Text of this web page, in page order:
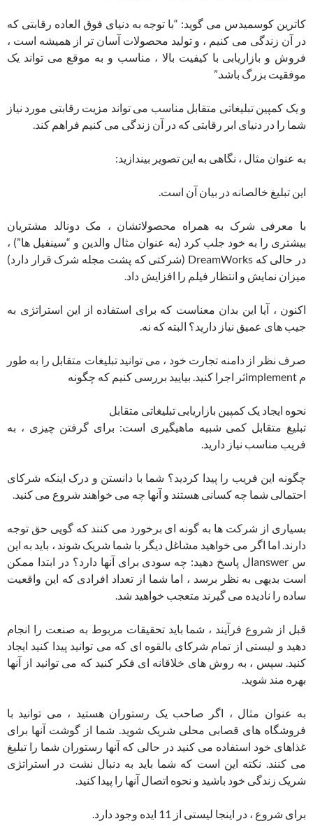
کاترین کوسمیدس می گوید: “با توجه به دنیای فوق العاده رقابتی که
در آن زندگی می کنیم ، و تولید محصولات آسان تر از همیشه است ،
فروش و بازاریابی با کیفیت بالا ، مناسب و به موقع می تواند یک
موفقیت بزرگ باشد.”
و یک کمپین تبلیغاتی متقابل مناسب می تواند مزیت رقابتی مورد نیاز
شما را در دنیای ابر رقابتی که در آن زندگی می کنیم فراهم کند.
به عنوان مثال ، نگاهی به این تصویر بیندازید:
این تبلیغ خالصانه در بیان آن است.
با معرفی شرک به همراه محصولاتشان ، مک دونالد مشتریان
بیشتری را به خود جلب کرد (به عنوان مثال والدین و “سینفیل ها”) ،
در حالی که DreamWorks (شرکتی که پشت مجله شرک قرار دارد)
میزان نمایش و انتظار فیلم را افزایش داد.
اکنون ، آیا این بدان معناست که برای استفاده از این استراتژی به
جیب های عمیق نیاز دارید؟ البته که نه.
صرف نظر از دامنه تجارت خود ، می توانید تبلیغات متقابل را به طور
م implementثر اجرا کنید. بیایید بررسی کنیم که چگونه
نحوه ایجاد یک کمپین بازاریابی تبلیغاتی متقابل
تبلیغ متقابل کمی شبیه ماهیگیری است: برای گرفتن چیزی ، به
فریب مناسب نیاز دارید.
چگونه این فریب را پیدا کردید؟ شما با دانستن و درک اینکه شرکای
احتمالی شما چه کسانی هستند و آنها چه می خواهند شروع می کنید.
بسیاری از شرکت ها به گونه ای برخورد می کنند که گویی حق توجه
دارند. اما اگر می خواهید مشاغل دیگر با شما شریک شوند ، باید به این
س answerال پاسخ دهید: چه سودی برای آنها دارد؟ در ابتدا ممکن
است بدیهی به نظر برسد ، اما شما از تعداد افرادی که این واقعیت
ساده را نادیده می گیرند متعجب خواهید شد.
قبل از شروع فرآیند ، شما باید تحقیقات مربوط به صنعت را انجام
دهید و لیستی از تمام شرکای بالقوه ای که می توانید پیدا کنید ایجاد
کنید. سپس ، به روش های خلاقانه ای فکر کنید که می توانید از آنها
بهره مند شوید.
به عنوان مثال ، اگر صاحب یک رستوران هستید ، می توانید با
فروشگاه های قصابی محلی شریک شوید. شما از گوشت آنها برای
غذاهای خود استفاده می کنید در حالی که آنها رستوران شما را تبلیغ
می کنند. نکته این است که شما باید به دنبال نشت در استراتژی
شریک زندگی خود باشید و نحوه اتصال آنها را پیدا کنید.
برای شروع ، در اینجا لیستی از 11 ایده وجود دارد.